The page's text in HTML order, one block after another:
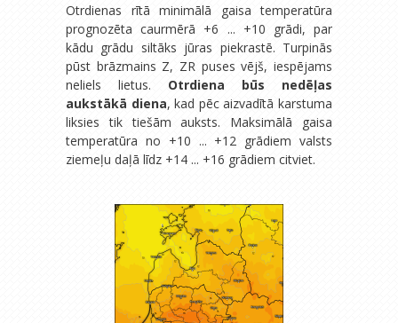
Otrdienas rītā minimālā gaisa temperatūra
prognozēta caurmērā +6 ... +10 grādi, par
kādu grādu siltāks jūras piekrastē. Turpinās
pūst brāzmains Z, ZR puses vējš, iespējams
neliels lietus. Otrdiena būs nedēļas
aukstākā diena, kad pēc aizvadītā karstuma
liksies tik tiešām auksts. Maksimālā gaisa
temperatūra no +10 ... +12 grādiem valsts
ziemeļu daļā līdz +14 ... +16 grādiem citviet.